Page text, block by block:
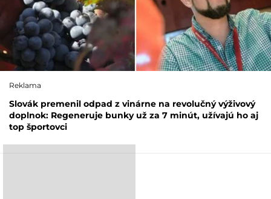
Reklama
Slovák premenil odpad z vinárne na revolučný výživový
doplnok: Regeneruje bunky už za 7 minút, užívajú ho aj
top športovci